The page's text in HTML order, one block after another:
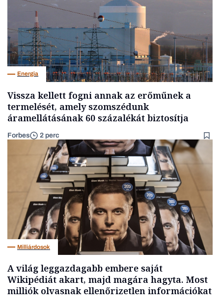
Energia
Vissza kellett fogni annak az erőműnek a
termelését, amely szomszédunk
áramellátásának 60 százalékát biztosítja
Forbes 2 perc
Milliárdosok
A világ leggazdagabb embere saját
Wikipédiát akart, majd magára hagyta. Most
milliók olvasnak ellenőrizetlen információkat